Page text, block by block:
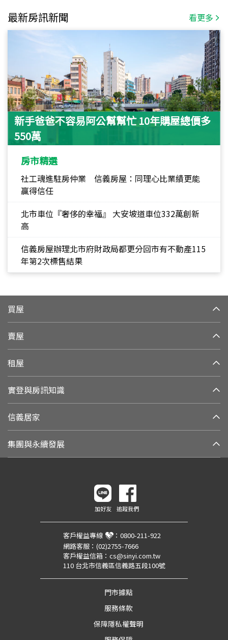
最新房訊新聞 看更多
新手爸爸不容易阿公幫幫忙 10年購屋總價多
550萬
房市精選
社工魂進駐房仲業 信義房屋：同理心比業績更能
贏得信任
北市車位『奢侈的幸福』 大安坡道車位332萬創新
高
信義房屋辦理北市府財政局都更分回市有不動產115
年第2次標售結果
買屋
賣屋
租屋
實登與房訊知識
信義居家
集團與永續發展
加好友 追蹤我們
客戶權益專線 ： 0800-211-922
網路客服： (02)2755-7666
客戶權益信箱： cs@sinyi.com.tw
110 台北市信義區信義路五段100號
門市據點
服務條款
保障隱私權聲明